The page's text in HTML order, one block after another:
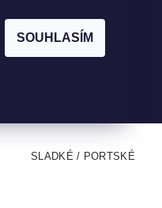
SLADKÉ / PORTSKÉ
SOUHLASÍM